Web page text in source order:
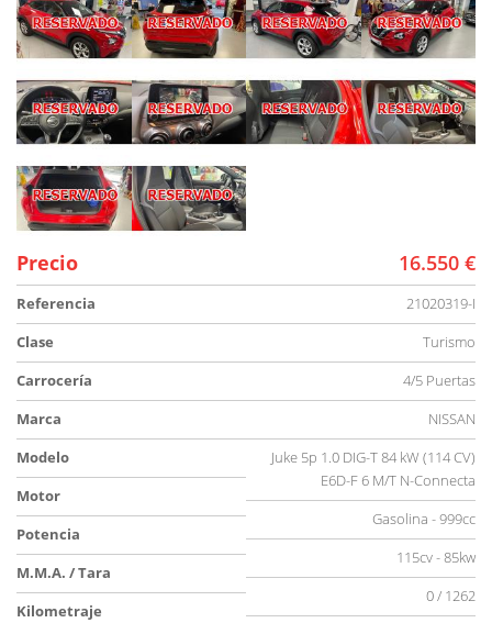
Precio 16.550 €
Referencia
21020319-I
Clase
Turismo
Carrocería
4/5 Puertas
Marca
NISSAN
Modelo
Juke 5p 1.0 DIG-T 84 kW (114 CV)
E6D-F 6 M/T N-Connecta
Motor
Gasolina - 999cc
Potencia
115cv - 85kw
M.M.A. / Tara
0 / 1262
Kilometraje